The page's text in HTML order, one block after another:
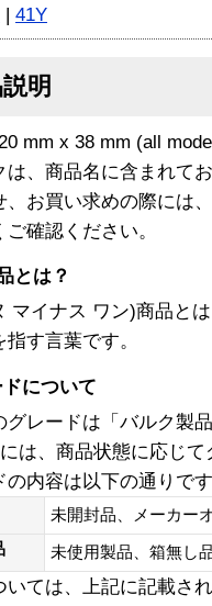
| 41Y
明
mm x 38 mm (all
は、商品名に含まれて
、お買い求めの際には
ご確認ください。
とは？
マイナス ワン)商品と
す言葉です。
について
グレードは「バルク製
は、商品状態に応じ
の内容は以下の通りで
未開封品、メーカー
品
未使用製品、箱無
いては、上記に記載さ